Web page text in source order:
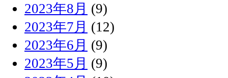
2023年8月 (9)
2023年7月 (12)
2023年6月 (9)
2023年5月 (9)